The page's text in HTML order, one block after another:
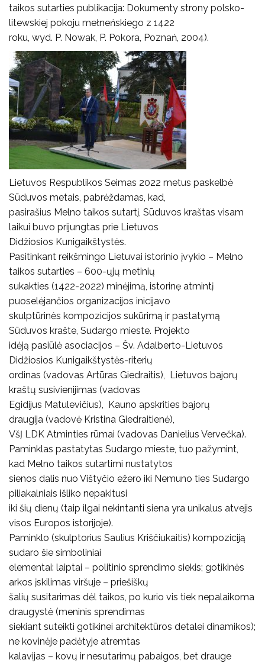
taikos sutarties publikacija: Dokumenty strony polsko-
litewskiej pokoju mełneńskiego z 1422
roku, wyd. P. Nowak, P. Pokora, Poznań, 2004).
Lietuvos Respublikos Seimas 2022 metus paskelbė
Sūduvos metais, pabrėždamas, kad,
pasirašius Melno taikos sutartį, Sūduvos kraštas visam
laikui buvo prijungtas prie Lietuvos
Didžiosios Kunigaikštystės.
Pasitinkant reikšmingo Lietuvai istorinio įvykio – Melno
taikos sutarties – 600-ųjų metinių
sukakties (1422-2022) minėjimą, istorinę atmintį
puoselėjančios organizacijos inicijavo
skulptūrinės kompozicijos sukūrimą ir pastatymą
Sūduvos krašte, Sudargo mieste. Projekto
idėją pasiūlė asociacijos – Šv. Adalberto-Lietuvos
Didžiosios Kunigaikštystės-riterių
ordinas (vadovas Artūras Giedraitis), Lietuvos bajorų
kraštų susivienijimas (vadovas
Egidijus Matulevičius), Kauno apskrities bajorų
draugija (vadovė Kristina Giedraitienė),
VšĮ LDK Atminties rūmai (vadovas Danielius Vervečka).
Paminklas pastatytas Sudargo mieste, tuo pažymint,
kad Melno taikos sutartimi nustatytos
sienos dalis nuo Vištyčio ežero iki Nemuno ties Sudargo
piliakalniais išliko nepakitusi
iki šių dienų (taip ilgai nekintanti siena yra unikalus atvejis
visos Europos istorijoje).
Paminklo (skulptorius Saulius Kriščiukaitis) kompoziciją
sudaro šie simboliniai
elementai: laiptai – politinio sprendimo siekis; gotikinės
arkos įskilimas viršuje – priešiškų
šalių susitarimas dėl taikos, po kurio vis tiek nepalaikoma
draugystė (meninis sprendimas
siekiant suteikti gotikinei architektūros detalei dinamikos);
ne kovinėje padėtyje atremtas
kalavijas – kovų ir nesutarimų pabaigos, bet drauge